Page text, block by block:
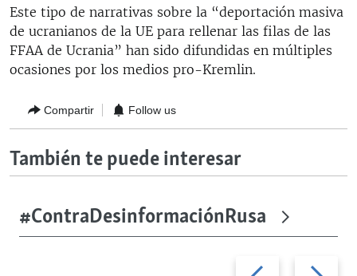
Este tipo de narrativas sobre la “deportación masiva
de ucranianos de la UE para rellenar las filas de las
FFAA de Ucrania” han sido difundidas en múltiples
ocasiones por los medios pro-Kremlin.
Compartir Follow us
También te puede interesar
#ContraDesinformaciónRusa
Previous Next